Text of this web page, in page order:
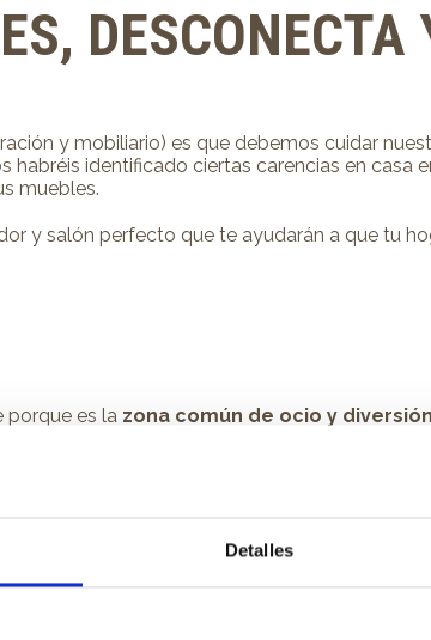
Detalles
DESCONECTA
y mobiliario) es que debemos cuidar
identificado ciertas carencias en casa
muebles.
y salón perfecto que te ayudarán a que tu
porque es la zona común de ocio y diversión
salón y otro? Empezaremos por lo más
todos los miembros de la casa, pero lo
sino la calidad, y es que todos somos
es nuestro querido
la